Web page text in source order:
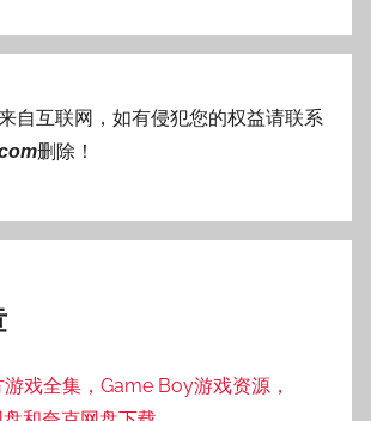
自互联网，如有侵犯您的权益请联系
删除！
戏全集，Game Boy游戏资源，